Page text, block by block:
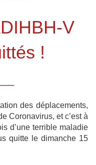
V
!
des déplacements,
Coronavirus, et c’est à
d’une terrible maladie
quitte le dimanche 15